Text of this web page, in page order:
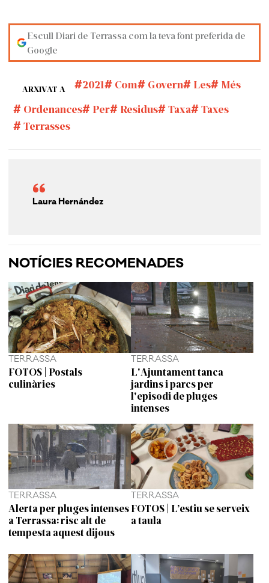
Escull Diari de Terrassa com la teva font preferida de
Google
ARXIVAT A 2021 Com Govern Les
Més
Ordenances
Per Residus Taxa
Taxes
Terrasses
Laura Hernández
NOTÍCIES RECOMENADES
TERRASSA
FOTOS | Postals
culinàries
TERRASSA
L'Ajuntament tanca
jardins i parcs per
l'episodi de pluges
intenses
TERRASSA
Alerta per pluges intenses
a Terrassa: risc alt de
tempesta aquest dijous
TERRASSA
FOTOS | L’estiu se serveix
a taula